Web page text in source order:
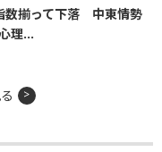
数揃って下落 中東情勢
理...